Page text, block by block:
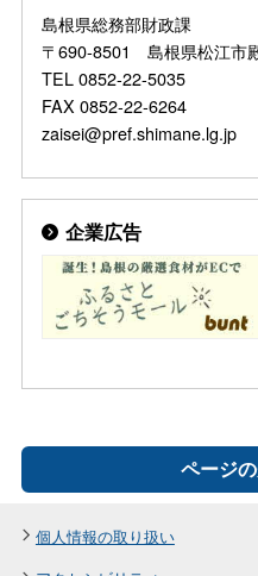
島根県総務部財政課
〒690-8501 島根県松江市
TEL 0852-22-5035
FAX 0852-22-6264
zaisei@pref.shimane.lg.jp
企業広告
ページ
個人情報の取り扱い